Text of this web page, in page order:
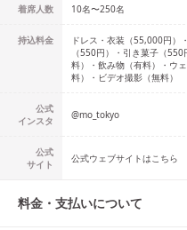
着席人数 10名〜250名
持込料金
ドレス・衣装（55,000円）
（550円）・引き菓子（
料）・飲み物（有料）・ウ
料）・ビデオ撮影（無料）
公式
インスタ
@mo_tokyo
公式
サイト
公式ウェブサイトはこちら
料金・支払いについて